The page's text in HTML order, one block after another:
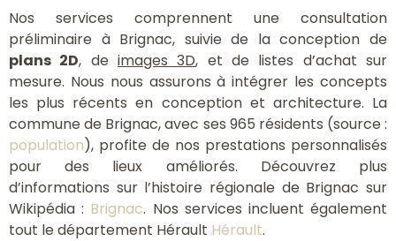
Nos services comprennent une consultation
préliminaire à Brignac, suivie de la conception de
plans 2D, deimages 3D, et de listes d’achat sur
mesure. Nous nous assurons à intégrer les concepts
les plus récents en conception et architecture. La
commune de Brignac, avec ses 965 résidents (source :
population), profite de nos prestations personnalisés
pour des lieux améliorés. Découvrez plus
d’informations sur l’histoire régionale de Brignac sur
Wikipédia : Brignac. Nos services incluent également
tout le département Hérault Hérault.